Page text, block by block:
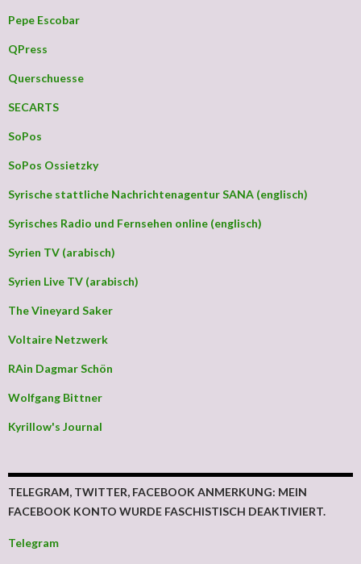
Pepe Escobar
QPress
Querschuesse
SECARTS
SoPos
SoPos Ossietzky
Syrische stattliche Nachrichtenagentur SANA (englisch)
Syrisches Radio und Fernsehen online (englisch)
Syrien TV (arabisch)
Syrien Live TV (arabisch)
The Vineyard Saker
Voltaire Netzwerk
RAin Dagmar Schön
Wolfgang Bittner
Kyrillow's Journal
TELEGRAM, TWITTER, FACEBOOK ANMERKUNG: MEIN
FACEBOOK KONTO WURDE FASCHISTISCH DEAKTIVIERT.
Telegram